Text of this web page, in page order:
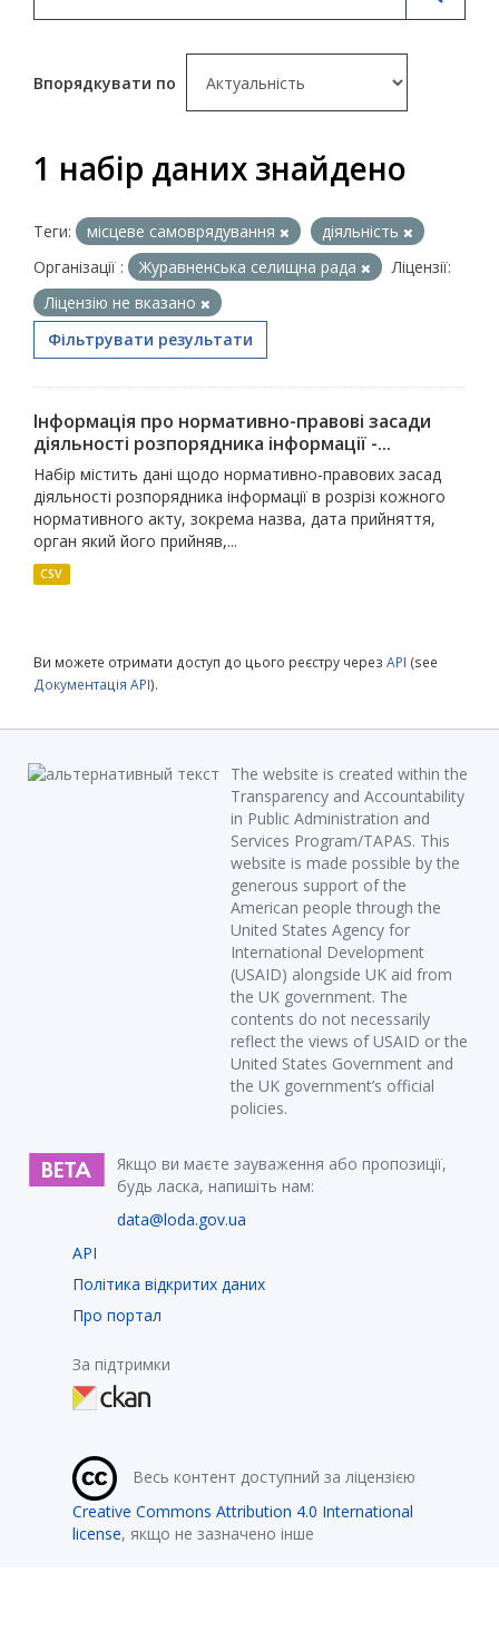
Впорядкувати по
1 набір даних знайдено
Теги: місцеве самоврядування
діяльність
Організації :
Журавненська селищна рада
Ліцензії:
Ліцензію не вказано
Фільтрувати результати
Інформація про нормативно-правові засади
діяльності розпорядника інформації -...
Набір містить дані щодо нормативно-правових засад
діяльності розпорядника інформації в розрізі кожного
нормативного акту, зокрема назва, дата прийняття,
орган який його прийняв,...
CSV
Ви можете отримати доступ до цього реєстру через API (see
Документація API).
The website is created within the
Transparency and Accountability
in Public Administration and
Services Program/TAPAS. This
website is made possible by the
generous support of the
American people through the
United States Agency for
International Development
(USAID) alongside UK aid from
the UK government. The
contents do not necessarily
reflect the views of USAID or the
United States Government and
the UK government’s official
policies.
Якщо ви маєте зауваження або пропозиції,
будь ласка, напишіть нам:
data@loda.gov.ua
API
Політика відкритих даних
Про портал
За підтримки
Весь контент доступний за ліцензією
Creative Commons Attribution 4.0 International
license, якщо не зазначено інше